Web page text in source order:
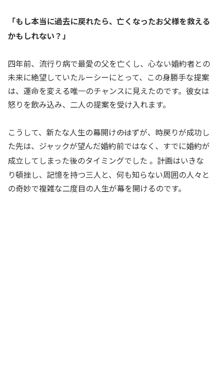
「もし本当に過去に戻れたら、亡くなったお父様を救える
かもしれない？」
四年前、流行り病で最愛の父を亡くし、心ない婚約者との
未来に絶望していたルーシーにとって、この身勝手な提案
は、 運命を変える唯一のチャンスに見えたのです。彼女は
怒りを飲み込み、二人の提案を受け入れます。
こうして、新たな人生の幕開け――のはずが、時戻りが成功し
た先は、ジャックが望んだ婚約前ではなく、 すでに婚約が
成立してしまった後のタイミングでした 。計画はいきな
り頓挫し、記憶を持つ三人と、何も知らない周囲の人々と
の奇妙で複雑な二度目の人生が幕を開けるのです。